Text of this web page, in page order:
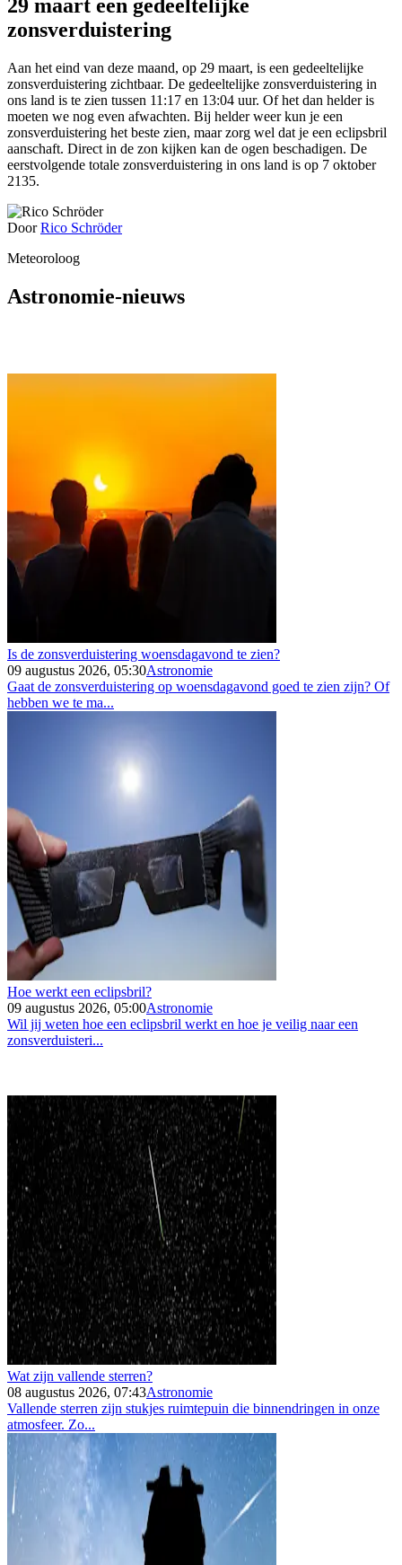
29 maart een gedeeltelijke
zonsverduistering
Aan het eind van deze maand, op 29 maart, is een gedeeltelijke
zonsverduistering zichtbaar. De gedeeltelijke zonsverduistering in
ons land is te zien tussen 11:17 en 13:04 uur. Of het dan helder is
moeten we nog even afwachten. Bij helder weer kun je een
zonsverduistering het beste zien, maar zorg wel dat je een eclipsbril
aanschaft. Direct in de zon kijken kan de ogen beschadigen. De
eerstvolgende totale zonsverduistering in ons land is op 7 oktober
2135.
DoorRico Schröder
Meteoroloog
Astronomie-nieuws
Is de zonsverduistering woensdagavond te zien?
09 augustus 2026, 05:30Astronomie
Gaat de zonsverduistering op woensdagavond goed te zien zijn? Of
hebben we te ma...
Hoe werkt een eclipsbril?
09 augustus 2026, 05:00Astronomie
Wil jij weten hoe een eclipsbril werkt en hoe je veilig naar een
zonsverduisteri...
Wat zijn vallende sterren?
08 augustus 2026, 07:43Astronomie
Vallende sterren zijn stukjes ruimtepuin die binnendringen in onze
atmosfeer. Zo...